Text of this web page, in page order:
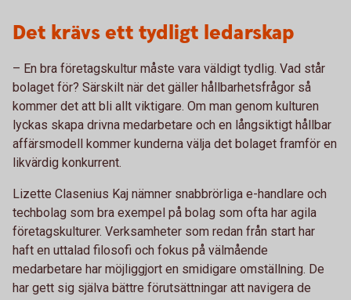
Det krävs ett tydligt ledarskap
– En bra företagskultur måste vara väldigt tydlig. Vad står
bolaget för? Särskilt när det gäller hållbarhetsfrågor så
kommer det att bli allt viktigare. Om man genom kulturen
lyckas skapa drivna medarbetare och en långsiktigt hållbar
affärsmodell kommer kunderna välja det bolaget framför en
likvärdig konkurrent.
Lizette Clasenius Kaj nämner snabbrörliga e-handlare och
techbolag som bra exempel på bolag som ofta har agila
företagskulturer. Verksamheter som redan från start har
haft en uttalad filosofi och fokus på välmående
medarbetare har möjliggjort en smidigare omställning. De
har gett sig själva bättre förutsättningar att navigera de